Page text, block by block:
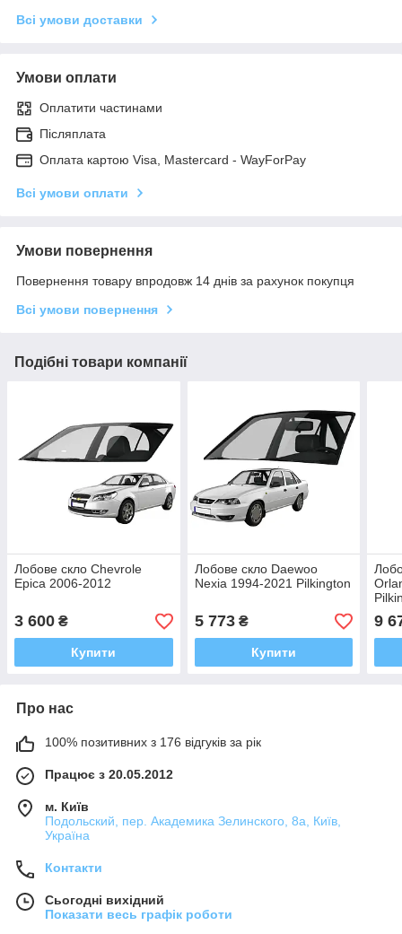
Всі умови доставки
Умови оплати
Оплатити частинами
Післяплата
Оплата картою Visa, Mastercard - WayForPay
Всі умови оплати
Умови повернення
Повернення товару впродовж 14 днів за рахунок покупця
Всі умови повернення
Подібні товари компанії
Лобове скло Chevrole
Epica 2006-2012
3 600 ₴
Купити
Лобове скло Daewoo
Nexia 1994-2021 Pilkington
5 773₴
Купити
9
Про нас
100% позитивних з 176 відгуків за рік
Працює з 20.05.2012
м. Київ
Подольский, пер. Академика Зелинского, 8а, Київ,
Україна
Контакти
Сьогодні вихідний
Показати весь графік роботи